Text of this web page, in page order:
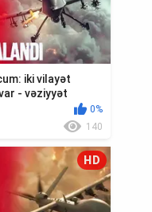
iki vilayət
- vəziyyət
0%
140
HD